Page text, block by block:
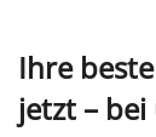
Ihre
jetzt – bei